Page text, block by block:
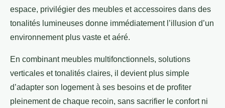
espace, privilégier des meubles et accessoires dans des
tonalités lumineuses donne immédiatement l’illusion d’un
environnement plus vaste et aéré.
En combinant meubles multifonctionnels, solutions
verticales et tonalités claires, il devient plus simple
d’adapter son logement à ses besoins et de profiter
pleinement de chaque recoin, sans sacrifier le confort ni